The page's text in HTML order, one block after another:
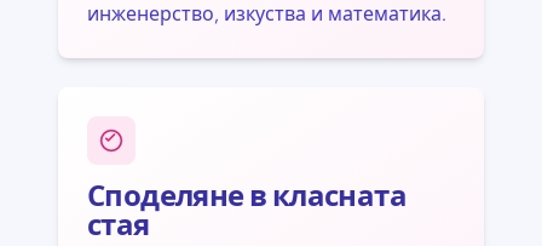
инженерство, изкуства и математика.
Споделяне в класната
стая